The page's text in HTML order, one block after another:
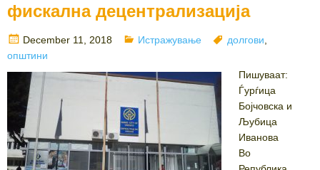
фискална децентрализација
Posted
on
December 11, 2018 Categories
Истражување Tags
долгови
општини
Пишуваат:
Ѓурѓица
Бојчовска и
Љубица
Иванова
Во